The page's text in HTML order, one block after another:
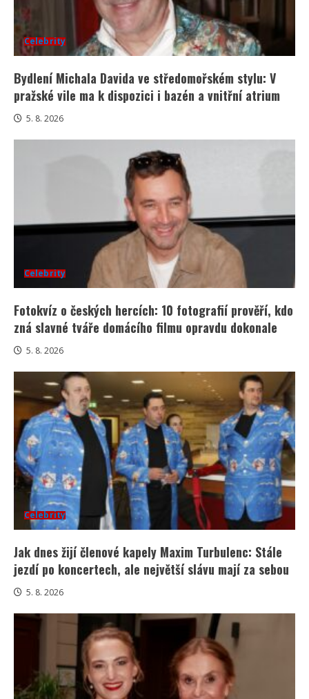
Celebrity
Bydlení Michala Davida ve středomořském stylu: V
pražské vile ma k dispozici i bazén a vnitřní atrium
5. 8. 2026
Celebrity
Fotokvíz o českých hercích: 10 fotografií prověří, kdo
zná slavné tváře domácího filmu opravdu dokonale
5. 8. 2026
Celebrity
Jak dnes žijí členové kapely Maxim Turbulenc: Stále
jezdí po koncertech, ale největší slávu mají za sebou
5. 8. 2026